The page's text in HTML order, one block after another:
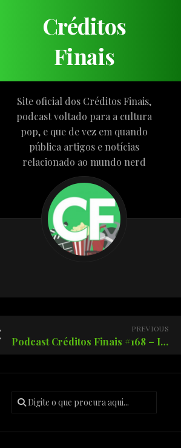
Créditos
Finais
Site oficial dos Créditos Finais,
podcast voltado para a cultura
pop, e que de vez em quando
pública artigos e notícias
relacionado ao mundo nerd
PREVIOUS
Podcast Créditos Finais #168 – Invencível 4 temporada!